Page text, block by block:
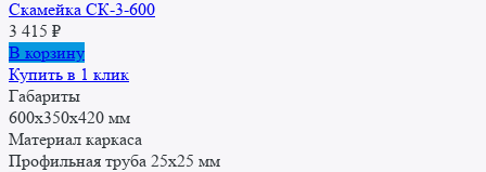
Скамейка СК-3-600
3 415 ₽
В корзину
Купить в 1 клик
Габариты
600x350x420 мм
Материал каркаса
Профильная труба 25x25 мм